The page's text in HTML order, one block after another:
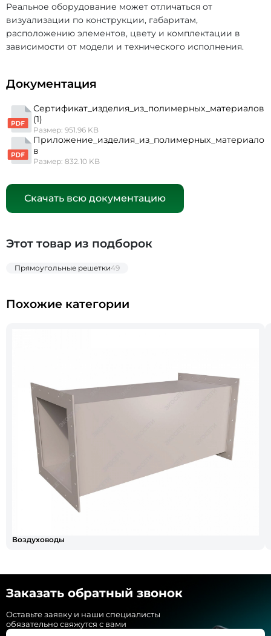
Реальное оборудование может отличаться от
визуализации по конструкции, габаритам,
расположению элементов, цвету и комплектации в
зависимости от модели и технического исполнения.
Документация
Сертификат_изделия_из_полимерных_материалов
(1)
Размер: 951.96 KB
Приложение_изделия_из_полимерных_материало
в
Размер: 832.10 KB
Скачать всю документацию
Этот товар из подборок
Прямоугольные решетки49
Похожие категории
Воздуховоды
Заказать обратный звонок
Оставьте заявку и наши специалисты
обязательно свяжутся с вами